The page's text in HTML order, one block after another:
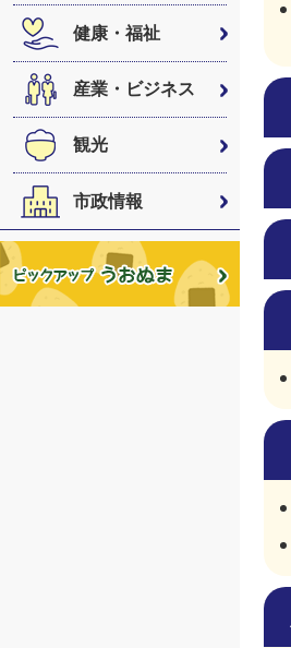
健康・福祉
産業・ビジネス
観光
市政情報